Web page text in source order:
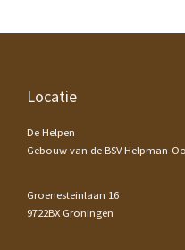
Footer
Locatie
De Helpen
Gebouw van de BSV Helpman-
Groenesteinlaan 16
9722BX Groningen